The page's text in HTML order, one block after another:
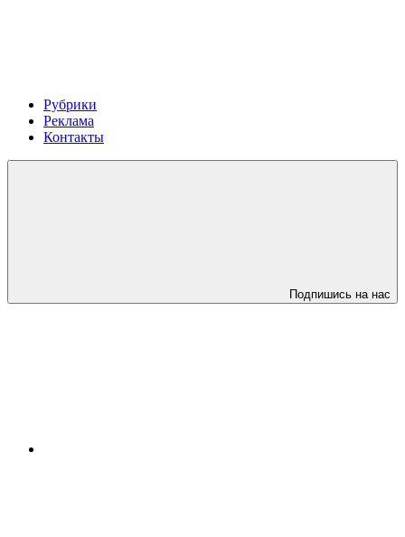
Рубрики
Реклама
Контакты
Подпишись на нас